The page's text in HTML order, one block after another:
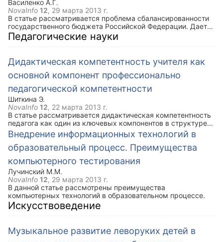
Василенко А.Г.
NovaInfo 12, 29 марта 2013 г.
В статье рассматривается проблема сбалансированности
государственного бюджета Российской Федерации. Дается
определение понятия сбалансированности бюджета,
предлагаются пути решения поставленной проблемы и
Педагогические науки
Дидактическая компетентность учителя как
основной компонент профессионально
педагогической компетентности
Шиткина Э.
NovaInfo 12, 22 марта 2013 г.
В статье рассматривается дидактическая компетентность
педагога как один из ключевых компонентов в структуре
профессионально-педагогической компетентности.
Приводится теоретический анализ понятий
«педагогическая» и «дидактическая» компетентность. Так
же раскрывается содержание, уровни и области
компетенций, входящие в состав дидактической
компетентности.
Внедрение информационных технологий в
образовательный процесс. Преимущества
компьютерного тестирования
Лучинский М.М.
NovaInfo 12, 29 марта 2013 г.
В данной статье рассмотрены преимущества
компьютерных технологий в образовательном процессе.
Искусствоведение
Музыкальное развитие леворуких детей в